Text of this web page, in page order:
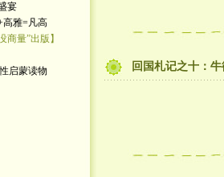
宴
高雅=凡高
商量”出版】
启蒙读物
回国札记之十：